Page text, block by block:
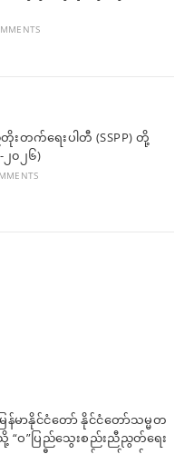
တိုးတက်ရေးပါတီ (SSPP) တို့
၀၂၆)
န်မာနိုင်ငံတော် နိုင်ငံတော်သမ္မတ
“ဝ”ပြည်သွေးစည်းညီညွတ်ရေး